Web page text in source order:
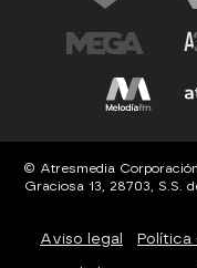
© Atresmedia
Graciosa 13, 28703, S.S.
Aviso legal Política